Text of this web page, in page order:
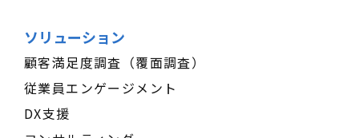
ソリューション
顧客満足度調査（覆面調査）
従業員エンゲージメント
DX支援